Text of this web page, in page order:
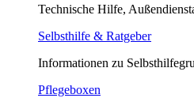
Technische Hilfe,
Selbsthilfe & Ratgeber
Informationen zu
Pflegeboxen